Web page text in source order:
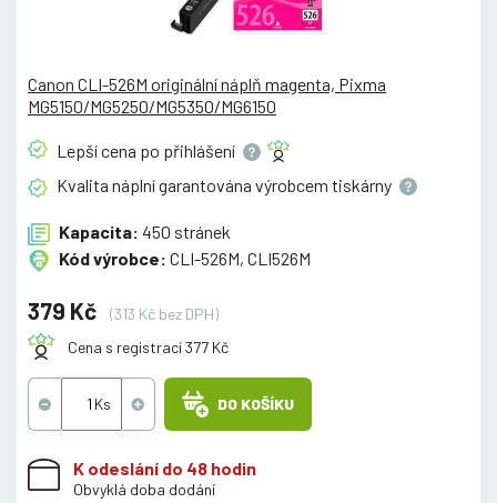
Canon CLI-526M originální náplň magenta, Pixma
MG5150/MG5250/MG5350/MG6150
Lepší cena po přihlášení
Kvalita náplní garantována výrobcem tiskárny
Kapacita: 450 stránek
Kód výrobce: CLI-526M, CLI526M
379 Kč
(313 Kč bez DPH)
Cena s registrací 377 Kč
DO KOŠÍKU
K odeslání do 48 hodin
Obvyklá doba dodání